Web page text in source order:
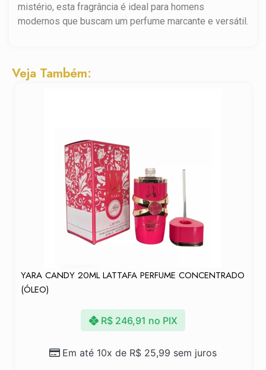
mistério, esta fragrância é ideal para homens
modernos que buscam um perfume marcante e versátil.
Veja Também:
YARA CANDY 20ML LATTAFA PERFUME CONCENTRADO
(ÓLEO)
Em até 10x de R$ 25,99 sem juros
R$246,91 no PIX